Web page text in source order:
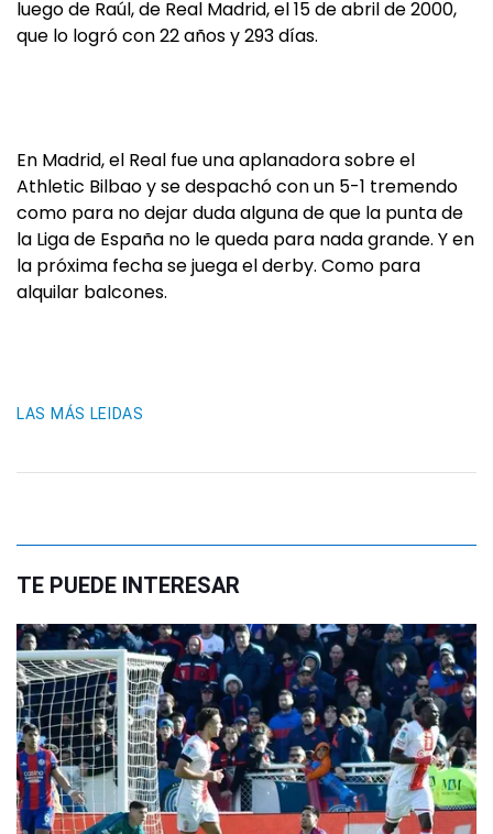
luego de Raúl, de Real Madrid, el 15 de abril de 2000,
que lo logró con 22 años y 293 días.
En Madrid, el Real fue una aplanadora sobre el
Athletic Bilbao y se despachó con un 5-1 tremendo
como para no dejar duda alguna de que la punta de
la Liga de España no le queda para nada grande. Y en
la próxima fecha se juega el derby. Como para
alquilar balcones.
LAS MÁS LEIDAS
TE PUEDE INTERESAR